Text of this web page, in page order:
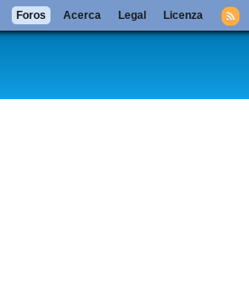
Foros Acerca Legal Licenza